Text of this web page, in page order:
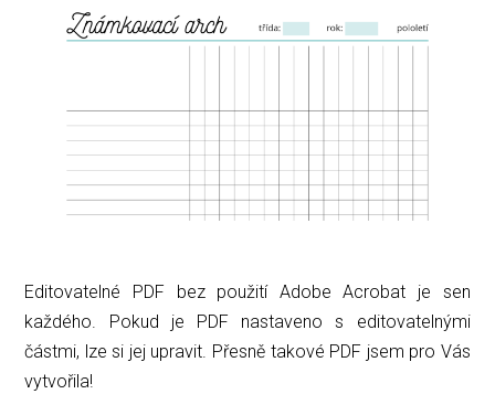
Editovatelné PDF bez použití Adobe Acrobat je sen
každého. Pokud je PDF nastaveno s editovatelnými
částmi, lze si jej upravit. Přesně takové PDF jsem pro Vás
vytvořila!